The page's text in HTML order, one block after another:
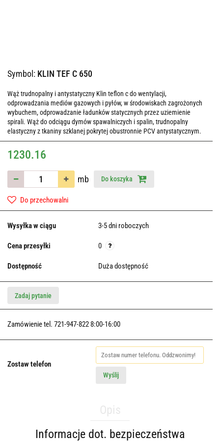
Symbol: KLIN TEF C 650
Wąż trudnopalny i antystatyczny Klin teflon c do wentylacji,
odprowadzania mediów gazowych i pyłów, w środowiskach zagrożonych
wybuchem, odprowadzanie ładunków statycznych przez uziemienie
spirali. Wąż do odciągu dymów spawalniczych i spalin, trudnopalny
elastyczny z tkaniny szklanej pokrytej obustronnie PCV antystatycznym.
1230.16
mb Do koszyka
Do przechowalni
Wysyłka w ciągu 3-5 dni roboczych
Cena przesyłki 0
Dostępność Duża dostępność
Zadaj pytanie
Zamówienie tel. 721-947-822 8:00-16:00
Zostaw telefon
Wyślij
Informacje dot. bezpieczeństwa